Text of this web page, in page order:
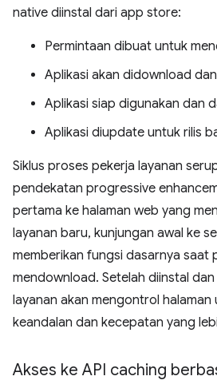
native diinstal dari app store:
Permintaan dibuat untuk
Aplikasi akan didownload
Aplikasi siap digunakan dan
Aplikasi diupdate untuk rilis
Siklus proses pekerja layanan
pendekatan progressive
pertama ke halaman web yang
layanan baru, kunjungan awal ke
memberikan fungsi dasarnya saat
mendownload. Setelah diinstal
layanan akan mengontrol halaman
keandalan dan kecepatan yang
Akses ke API caching